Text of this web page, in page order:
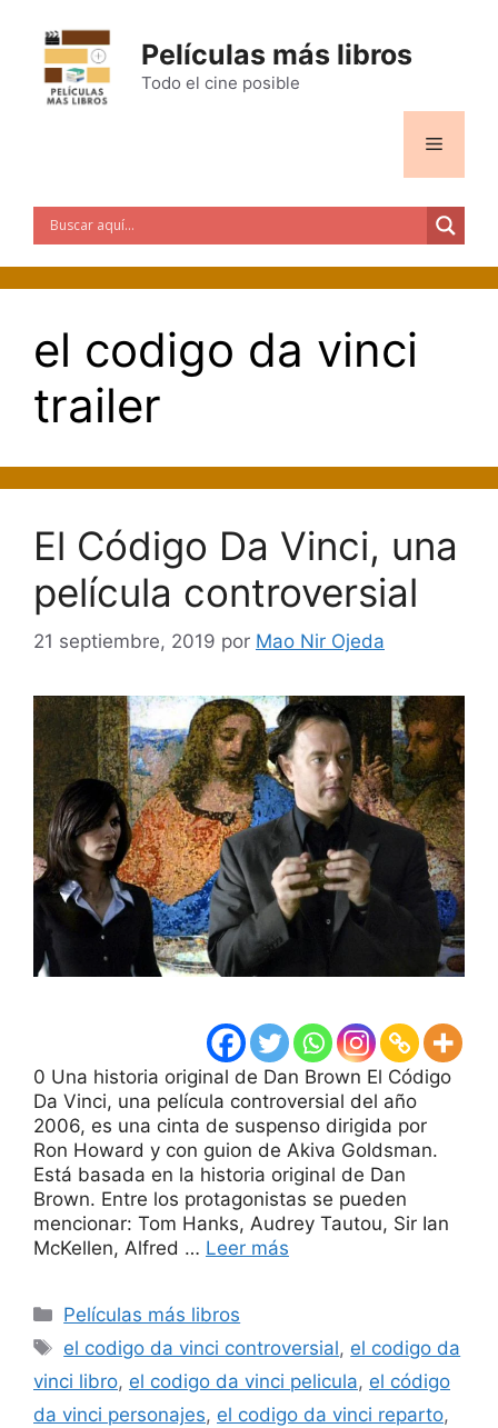
contenido
Películas más libros
Todo el cine posible
Menú
el codigo da vinci
trailer
El Código Da Vinci, una
película controversial
21 septiembre, 2019 por Mao Nir Ojeda
0 Una historia original de Dan Brown El Código
Da Vinci, una película controversial del año
2006, es una cinta de suspenso dirigida por
Ron Howard y con guion de Akiva Goldsman.
Está basada en la historia original de Dan
Brown. Entre los protagonistas se pueden
mencionar: Tom Hanks, Audrey Tautou, Sir Ian
McKellen, Alfred … Leer más
Categorías
Películas más libros
Etiquetas
el codigo da vinci controversial, el codigo da
vinci libro, el codigo da vinci pelicula, el código
da vinci personajes, el codigo da vinci reparto,